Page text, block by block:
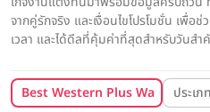
จากคู่รักจริง และเงื่อนไขโปรโมชั่น เพื่อ
เวลา และได้ดีลที่คุ้มค่าที่สุดสำหรับวันส
Best Western Plus Wandaประเภท